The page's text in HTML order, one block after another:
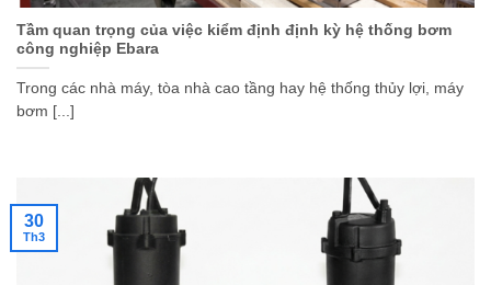
Tầm quan trọng của việc kiểm định định kỳ hệ thống bơm
công nghiệp Ebara
Trong các nhà máy, tòa nhà cao tầng hay hệ thống thủy lợi, máy
bơm [...]
30
Th3